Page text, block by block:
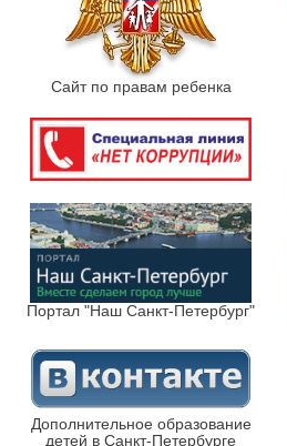
Сайт по правам ребенка
Портал "Наш Санкт-Петербург"
Дополнительное образование
детей в Санкт-Петербурге